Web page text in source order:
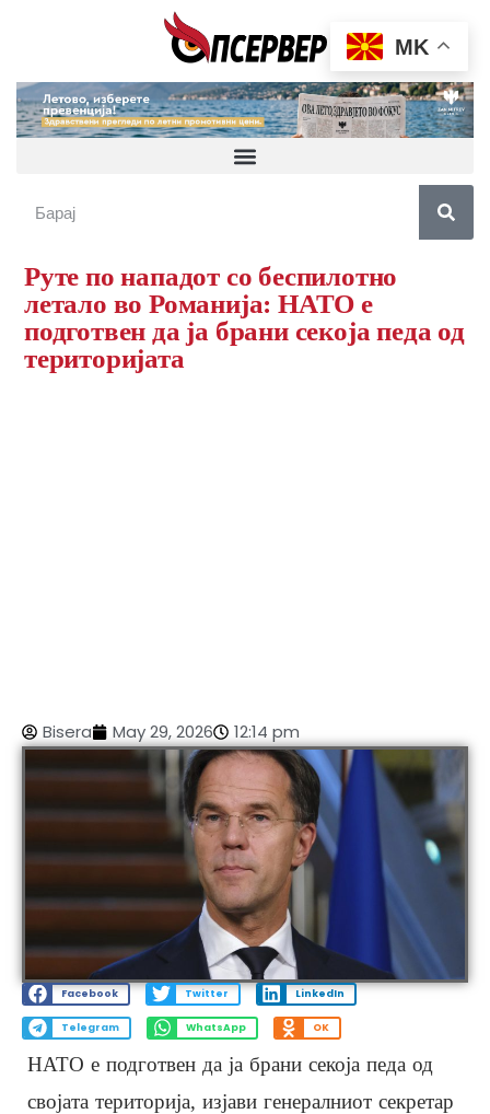
Руте по нападот со беспилотно
летало во Романија: НАТО е
подготвен да ја брани секоја педа од
територијата
Bisera May 29, 2026 12:14 pm
Facebook Twitter LinkedIn
Telegram WhatsApp OK
НАТО е подготвен да ја брани секоја педа од
својата територија, изјави генералниот секретар
MK